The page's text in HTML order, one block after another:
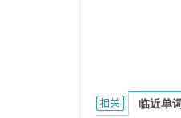
Acute 临近单词